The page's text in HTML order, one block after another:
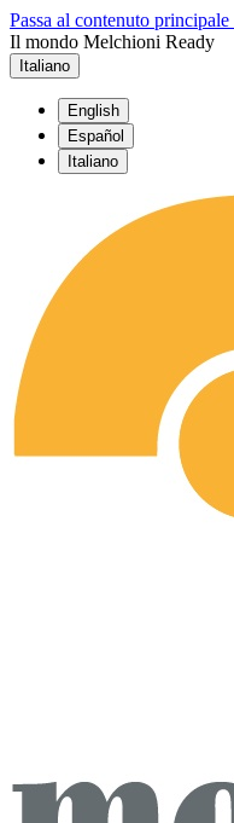
Passa al contenuto principale
Il mondo Melchioni Ready
Italiano
English
Español
Italiano